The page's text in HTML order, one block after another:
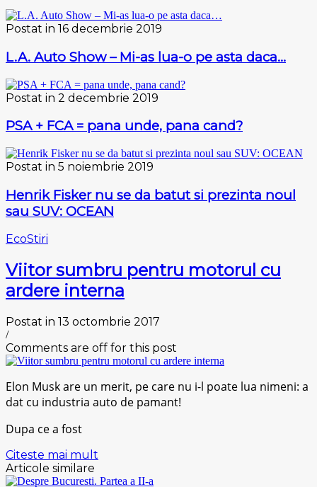
Postat in 16 decembrie 2019
L.A. Auto Show – Mi-as lua-o pe asta daca…
Postat in 2 decembrie 2019
PSA + FCA = pana unde, pana cand?
Postat in 5 noiembrie 2019
Henrik Fisker nu se da batut si prezinta noul
sau SUV: OCEAN
EcoStiri
Viitor sumbru pentru motorul cu
ardere interna
Postat in 13 octombrie 2017
/
Comments are off for this post
Elon Musk are un merit, pe care nu i-l poate lua nimeni: a
dat cu industria auto de pamant!
Dupa ce a fost
Citeste mai mult
Articole similare